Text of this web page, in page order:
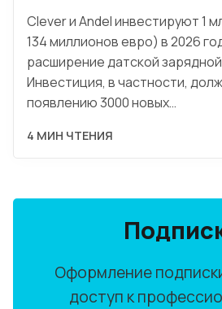
Clever и Andel инвестируют 1
134 миллионов евро) в 2026
расширение датской
Инвестиция, в частности,
появлению 3000 новых…
4 МИН ЧТЕНИЯ
Оформление
доступ к